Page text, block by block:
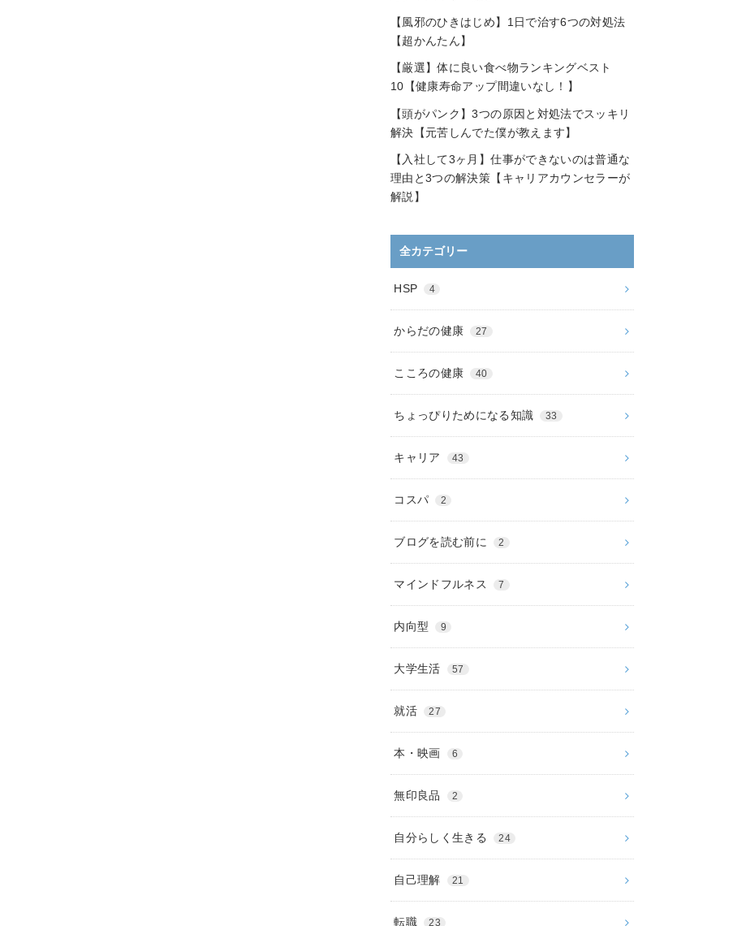
【風邪のひきはじめ】1日で治す6つの対処法
【超かんたん】
【厳選】体に良い食べ物ランキングベスト
10【健康寿命アップ間違いなし！】
【頭がパンク】3つの原因と対処法でスッキリ
解決【元苦しんでた僕が教えます】
【入社して3ヶ月】仕事ができないのは普通な
理由と3つの解決策【キャリアカウンセラーが
解説】
全カテゴリー
HSP 4
からだの健康 27
こころの健康 40
ちょっぴりためになる知識 33
キャリア 43
コスパ 2
ブログを読む前に 2
マインドフルネス 7
内向型 9
大学生活 57
就活 27
本・映画 6
無印良品 2
自分らしく生きる 24
自己理解 21
転職 23